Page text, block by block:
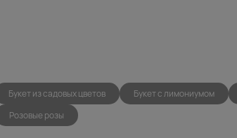
Букет из садовых цветов Букет с лимониумом
Розовые розы